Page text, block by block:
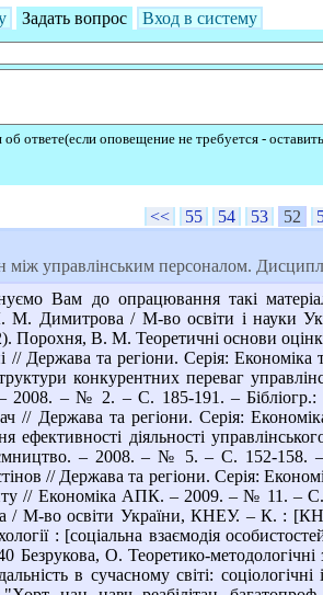
Задать вопрос
Вход в систему
ответе(если оповещение не требуется -
<< 55 54 53 52
управлінським персоналом.
Вам до опрацювання такі
Л. М. Димитрова / М-во освіти і
Порохня, В. М. Теоретичні основи
Держава та регіони. Серія:
конкурентних переваг
– 2008. – № 2. – С. 185-191. –
// Держава та регіони. Серія:
ефективності діяльності
– 2008. – № 5. – С. 152-158. –
// Держава та регіони. Серія:
// Економіка АПК. – 2009. – № 11. –
/ М-во освіти України, КНЕУ. – К. :
: [соціальна взаємодія
Безрукова, О. Теоретико-
в сучасному світі: